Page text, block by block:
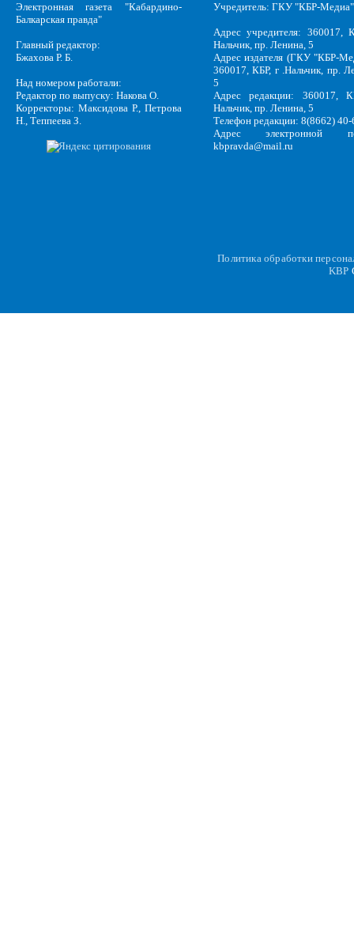
Электронная газета "Кабардино-
Балкарская правда"
Главный редактор:
Бжахова Р. Б.
Над номером работали:
Редактор по выпуску: Накова О.
Корректоры: Максидова Р., Петрова
Н., Теппеева З.
Учредитель: ГКУ "КБР-Медиа"
Адрес учредителя: 360017,
Нальчик, пр. Ленина, 5
Адрес издателя (ГКУ "КБР-
360017, КБР, г .Нальчик, пр.
5
Адрес редакции: 360017,
Нальчик, пр. Ленина, 5
Телефон редакции: 8(8662)
Адрес электронной
kbpravda@mail.ru
Политика обработки
KBP